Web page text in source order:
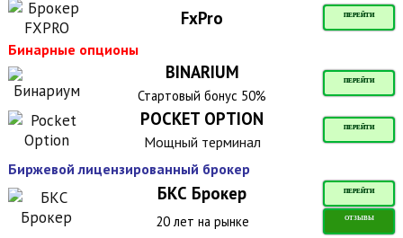
FxPro ПЕРЕЙТИ
Бинарные опционы
BINARIUM ПЕРЕЙТИ
Стартовый бонус 50%
POCKET OPTION ПЕРЕЙТИ
Мощный терминал
Биржевой лицензированный брокер
БКС Брокер ПЕРЕЙТИ
20 лет на рынке ОТЗЫВЫ